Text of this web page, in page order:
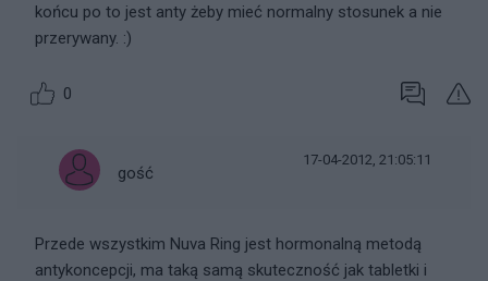
końcu po to jest anty żeby mieć normalny stosunek a nie
przerywany. :)
0
gość
17-04-2012, 21:05:11
Przede wszystkim Nuva Ring jest hormonalną metodą
antykoncepcji, ma taką samą skuteczność jak tabletki i